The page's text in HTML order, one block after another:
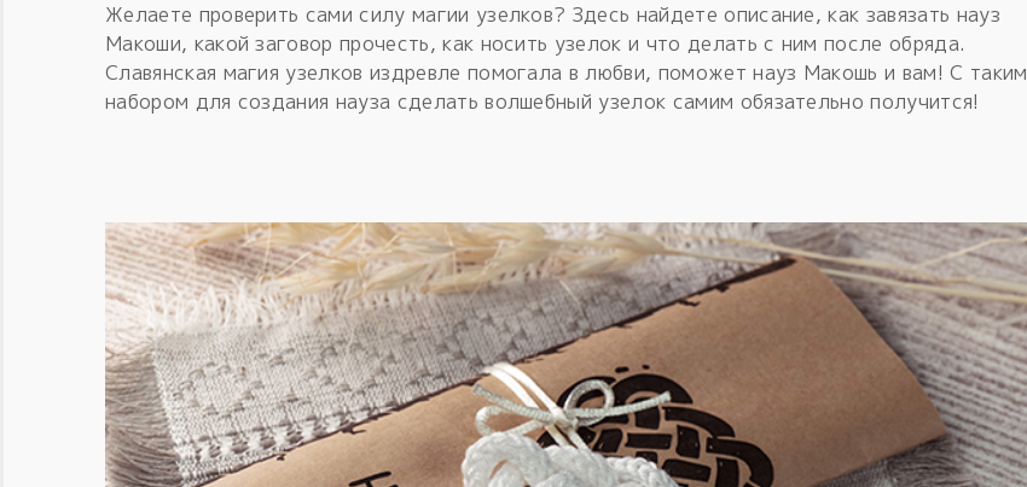
Желаете проверить сами силу магии узелков? Здесь найдете описание, как завязать науз
Макоши, какой заговор прочесть, как носить узелок и что делать с ним после обряда.
Славянская магия узелков издревле помогала в любви, поможет науз Макошь и вам! С таким
набором для создания науза сделать волшебный узелок самим обязательно получится!